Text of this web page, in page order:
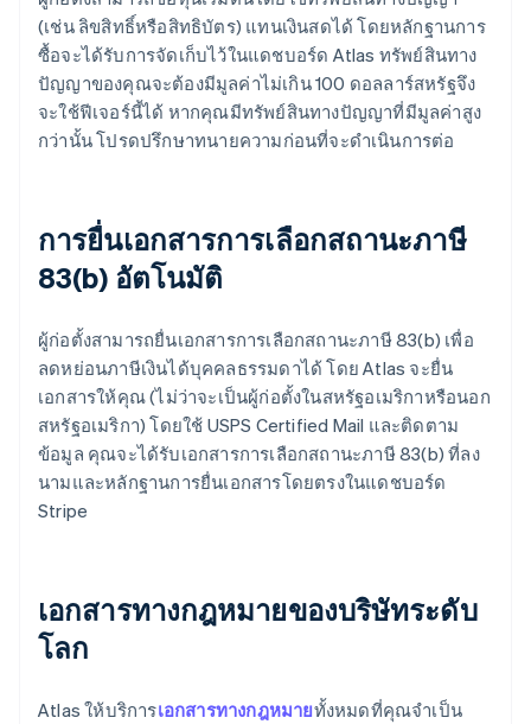
(เช่น ลิขสิทธิ์หรือสิทธิบัตร) แทนเงินสดได้ โดยหลักฐานการ
ซื้อจะได้รับการจัดเก็บไว้ในแดชบอร์ด Atlas ทรัพย์สินทาง
ปัญญาของคุณจะต้องมีมูลค่าไม่เกิน 100 ดอลลาร์สหรัฐจึง
จะใช้ฟีเจอร์นี้ได้ หากคุณมีทรัพย์สินทางปัญญาที่มีมูลค่าสูง
กว่านั้น โปรดปรึกษาทนายความก่อนที่จะดำเนินการต่อ
การยื่นเอกสารการเลือกสถานะภาษี
83(b) อัตโนมัติ
ผู้ก่อตั้งสามารถยื่นเอกสารการเลือกสถานะภาษี 83(b) เพื่อ
ลดหย่อนภาษีเงินได้บุคคลธรรมดาได้ โดย Atlas จะยื่น
เอกสารให้คุณ (ไม่ว่าจะเป็นผู้ก่อตั้งในสหรัฐอเมริกาหรือนอก
สหรัฐอเมริกา) โดยใช้ USPS Certified Mail และติดตาม
ข้อมูล คุณจะได้รับเอกสารการเลือกสถานะภาษี 83(b) ที่ลง
นามและหลักฐานการยื่นเอกสารโดยตรงในแดชบอร์ด
Stripe
เอกสารทางกฎหมายของบริษัทระดับ
โลก
Atlas ให้บริการเอกสารทางกฎหมายทั้งหมดที่คุณจำเป็น